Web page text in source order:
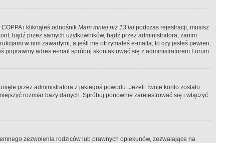
i kliknąłeś odnośnik Mam mniej niż 13 latpodczas rejestracji, musisz
bądź przez samych użytkowników, bądź przez administratora, zanim
w nim zawartymi, a jeśli nie otrzymałeś e-maila, to czy jesteś pewien,
poprawmy adres e-mail spróbuj skontaktować się z administratorem Forum.
przez administratora z jakiegoś powodu. Jeżeli Twoje konto zostało
rozmiar bazy danych. Spróbuj ponownie zarejestrować się i włączyć
zezwolenia rodziców lub prawnych opiekunów, zezwalające na